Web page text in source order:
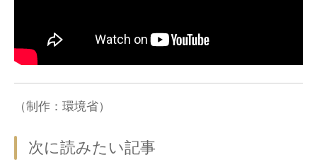
（制作：環境省）
次に読みたい記事